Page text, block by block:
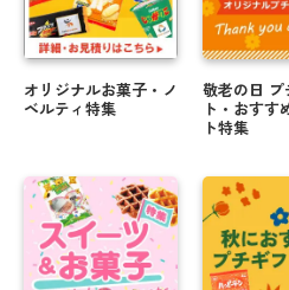
オリジナルお菓子・ノ
ベルティ特集
敬老の日 プ
ト・おすす
ト特集